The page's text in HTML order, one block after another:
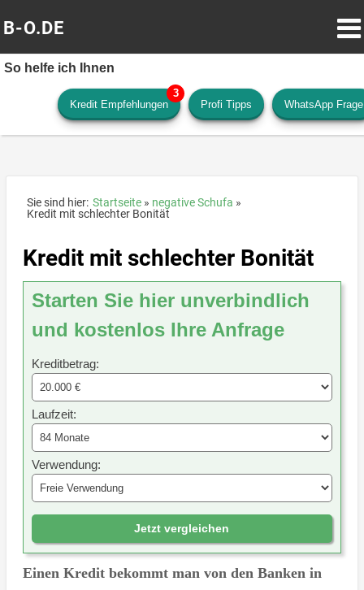
B-O.DE
So helfe ich Ihnen
Kredit Empfehlungen Profi Tipps WhatsApp Frage
Sie sind hier: Startseite
negative Schufa
Kredit mit schlechter Bonität
Kredit mit schlechter Bonität
Starten Sie hier unverbindlich
und kostenlos Ihre Anfrage
Kreditbetrag:
Laufzeit:
Verwendung:
Jetzt vergleichen
Einen Kredit bekommt man von den Banken in